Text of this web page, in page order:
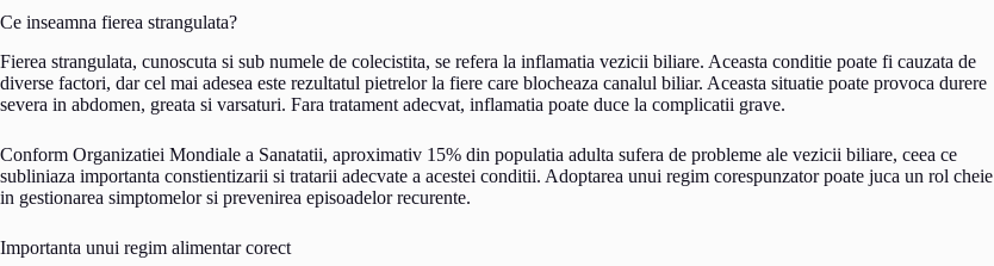
Ce inseamna fierea strangulata?
Fierea strangulata, cunoscuta si sub numele de colecistita, se refera la inflamatia vezicii biliare. Aceasta conditie poate fi cauzata de
diverse factori, dar cel mai adesea este rezultatul pietrelor la fiere care blocheaza canalul biliar. Aceasta situatie poate provoca durere
severa in abdomen, greata si varsaturi. Fara tratament adecvat, inflamatia poate duce la complicatii grave.
Conform Organizatiei Mondiale a Sanatatii, aproximativ 15% din populatia adulta sufera de probleme ale vezicii biliare, ceea ce
subliniaza importanta constientizarii si tratarii adecvate a acestei conditii. Adoptarea unui regim corespunzator poate juca un rol cheie
in gestionarea simptomelor si prevenirea episoadelor recurente.
Importanta unui regim alimentar corect